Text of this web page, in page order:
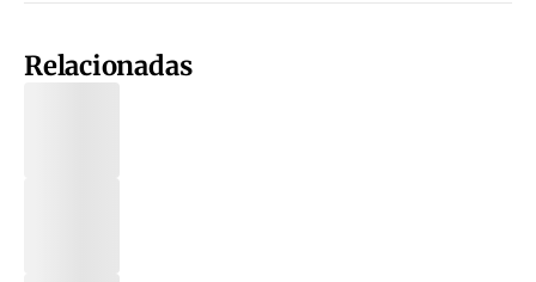
Relacionadas